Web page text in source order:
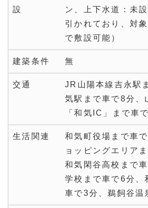
設
ン、上下水道：未
引かれており、対
で敷設可能）
建築条件 無
交通
JR山陽本線吉永駅
気駅まで車で8分、
「和気IC」まで車
生活関連
和気町役場まで車
ョッピングエリア
和気閑谷高校まで
学校まで車で6分、
車で3分、鵜飼谷温